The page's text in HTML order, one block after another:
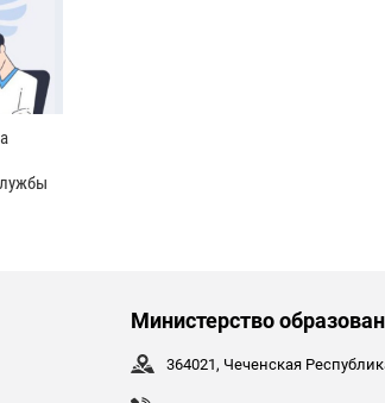
Министерство
364021, Чеченская